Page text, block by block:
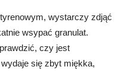
wystarczy zdjąć
wsypać granulat.
czy jest
się zbyt miękka,